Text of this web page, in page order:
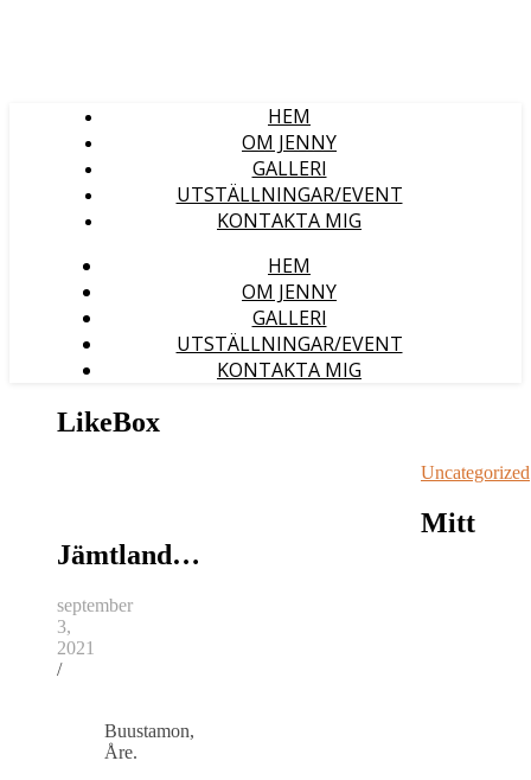
HEM
OM JENNY
GALLERI
UTSTÄLLNINGAR/EVENT
KONTAKTA MIG
HEM
OM JENNY
GALLERI
UTSTÄLLNINGAR/EVENT
KONTAKTA MIG
LikeBox
Uncategorized
Mitt
Jämtland…
september
3,
2021
/
Buustamon,
Åre.